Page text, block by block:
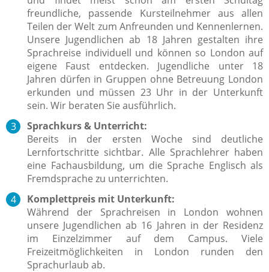
freundliche, passende Kursteilnehmer aus allen
Teilen der Welt zum Anfreunden und Kennenlernen.
Unsere Jugendlichen ab 18 Jahren gestalten ihre
Sprachreise individuell und können so London auf
eigene Faust entdecken. Jugendliche unter 18
Jahren dürfen in Gruppen ohne Betreuung London
erkunden und müssen 23 Uhr in der Unterkunft
sein. Wir beraten Sie ausführlich.
Sprachkurs & Unterricht:
Bereits in der ersten Woche sind deutliche
Lernfortschritte sichtbar. Alle Sprachlehrer haben
eine Fachausbildung, um die Sprache Englisch als
Fremdsprache zu unterrichten.
Komplettpreis mit Unterkunft:
Während der Sprachreisen in London wohnen
unsere Jugendlichen ab 16 Jahren in der Residenz
im Einzelzimmer auf dem Campus. Viele
Freizeitmöglichkeiten in London runden den
Sprachurlaub ab.